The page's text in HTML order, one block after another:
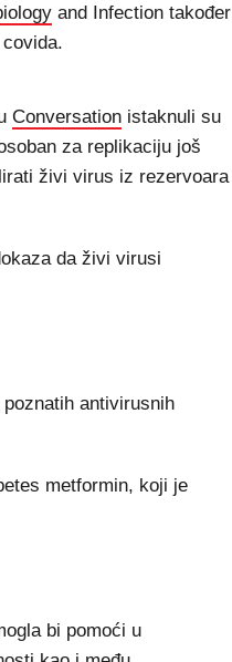
and Infection također
Conversation istaknuli su
za replikaciju još
živi virus iz rezervoara
da živi virusi
antivirusnih
metformin, koji je
bi pomoći u